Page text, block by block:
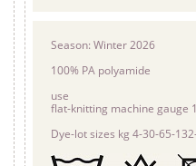
Season: Winter 2026
100% PA polyamide
use
flat-knitting machine gauge
Dye-lot sizes kg 4-30-65-